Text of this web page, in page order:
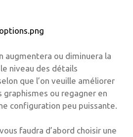
augmentera ou diminuera la
niveau des détails
que l’on veuille améliorer
graphismes ou regagner en
configuration peu puissante.
faudra d’abord choisir une